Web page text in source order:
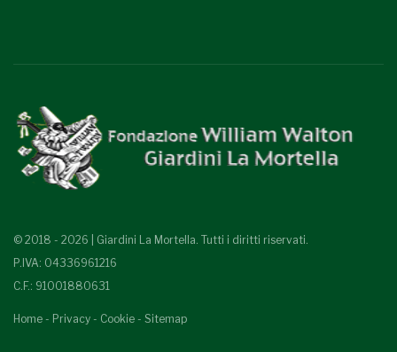
© 2018 - 2026 | Giardini La Mortella. Tutti i diritti riservati.
P.IVA: 04336961216
C.F.: 91001880631
Home - Privacy - Cookie - Sitemap